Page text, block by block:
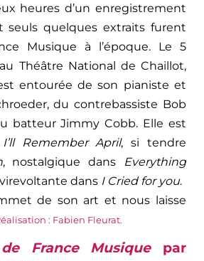
heures d’un enregistrement
seuls quelques extraits furent
Musique à l’époque. Le 5
Théâtre National de Chaillot,
entourée de son pianiste et
du contrebassiste Bob
batteur Jimmy Cobb. Elle est
I’ll Remember April, si tendre
, nostalgique dans
Everything
dans I Cried for you.
de son art et nous laisse
: Fabien Fleurat.
France Musiquepar